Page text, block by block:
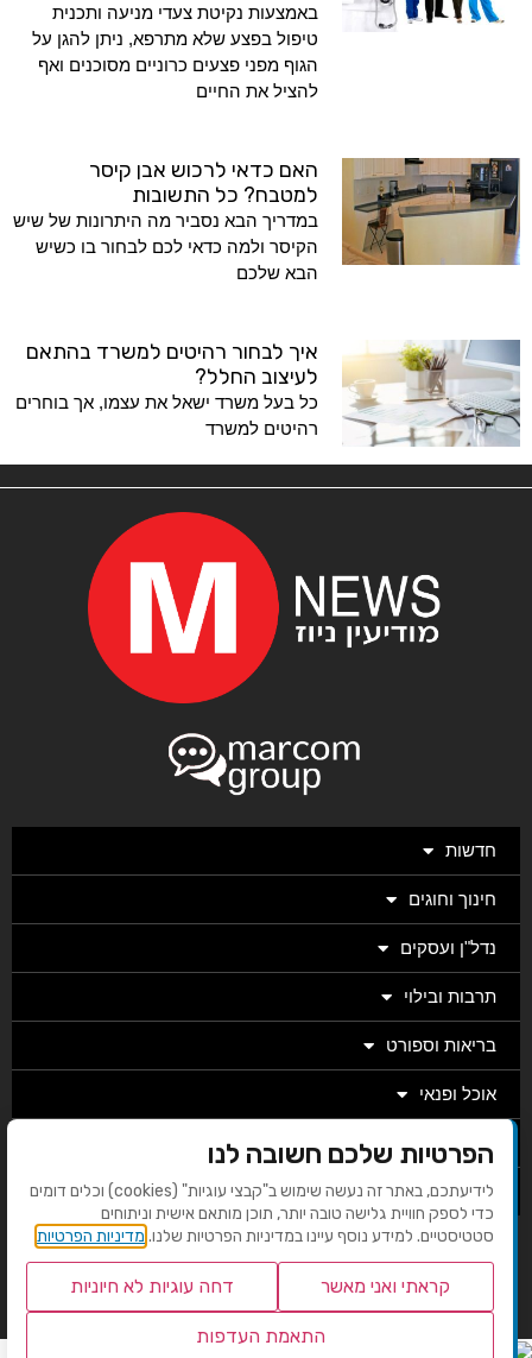
באמצעות נקיטת צעדי מניעה ותכנית
טיפול בפצע שלא מתרפא, ניתן להגן על
הגוף מפני פצעים כרוניים מסוכנים ואף
להציל את החיים
האם כדאי לרכוש אבן קיסר
למטבח? כל התשובות
במדריך הבא נסביר מה היתרונות של שיש
הקיסר ולמה כדאי לכם לבחור בו כשיש
הבא שלכם
איך לבחור רהיטים למשרד בהתאם
לעיצוב החלל?
כל בעל משרד ישאל את עצמו, אך בוחרים
רהיטים למשרד
חדשות
חינוך וחוגים
נדל"ן ועסקים
תרבות ובילוי
בריאות וספורט
אוכל ופנאי
מערכת
הפרטיות שלכם חשובה לנו
לידיעתכם, באתר זה נעשה שימוש ב"קבצי עוגיות" (cookies) וכלים דומים
כדי לספק חוויית גלישה טובה יותר, תוכן מותאם אישית וניתוחים
סטטיסטיים. למידע נוסף עיינו במדיניות הפרטיות שלנו. מדיניות הפרטיות
קראתי ואני מאשר דחה עוגיות לא חיוניות
התאמת העדפות